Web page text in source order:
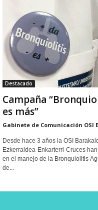
Destacado
Campaña
es más”
Gabinete de Comunicación OSI
Desde hace 3 años la OSI
Ezkerraldea-Enkarterri-Cruces
en el manejo de la Bronquiolitis
de...